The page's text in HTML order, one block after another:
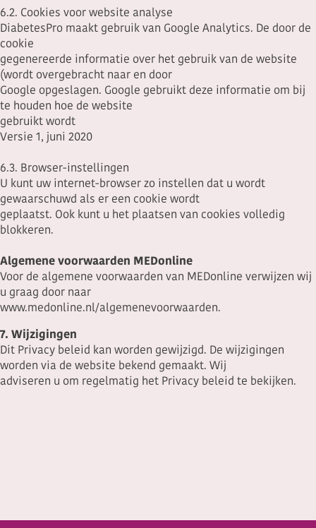
6.2. Cookies voor website analyse
DiabetesPro maakt gebruik van Google Analytics. De door de
cookie
gegenereerde informatie over het gebruik van de website
(wordt overgebracht naar en door
Google opgeslagen. Google gebruikt deze informatie om bij
te houden hoe de website
gebruikt wordt
Versie 1, juni 2020
6.3. Browser-instellingen
U kunt uw internet-browser zo instellen dat u wordt
gewaarschuwd als er een cookie wordt
geplaatst. Ook kunt u het plaatsen van cookies volledig
blokkeren.
Algemene voorwaarden MEDonline
Voor de algemene voorwaarden van MEDonline verwijzen wij
u graag door naar
www.medonline.nl/algemenevoorwaarden.
7. Wijzigingen
Dit Privacy beleid kan worden gewijzigd. De wijzigingen
worden via de website bekend gemaakt. Wij
adviseren u om regelmatig het Privacy beleid te bekijken.